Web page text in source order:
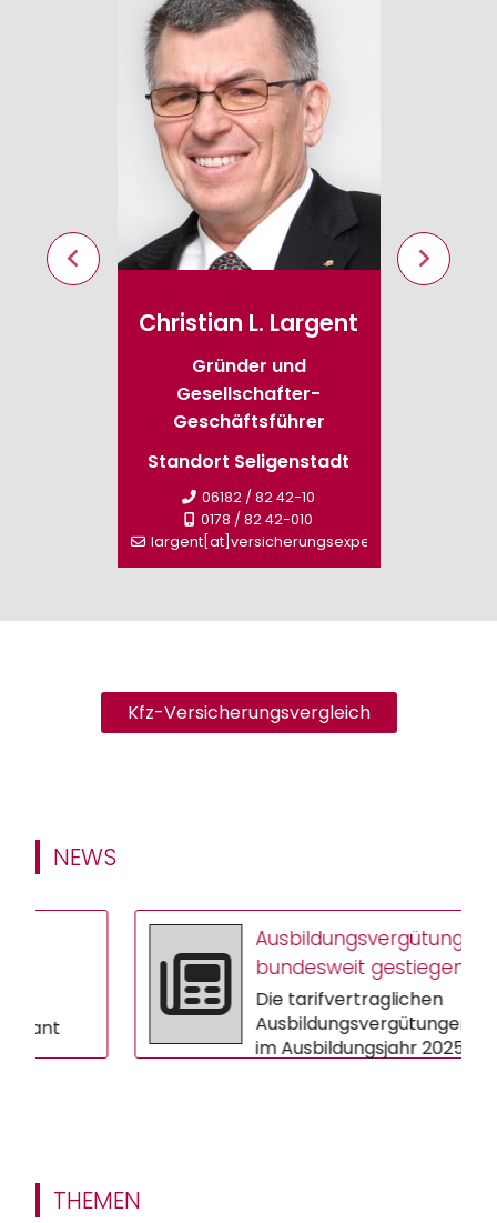
Christian L. Largent
Gründer und
Gesellschafter-
Geschäftsführer
Standort Seligenstadt
06182 / 82 42-10
0178 / 82 42-010
largent[at]versicherungsexperte.de
Kfz-Versicherungsvergleich
NEWS
Ausbildungsvergütungen
bundesweit gestiegen
Die tarifvertraglichen
Ausbildungsvergütungen sind
im Ausbildungsjahr 2025/26 im
THEMEN